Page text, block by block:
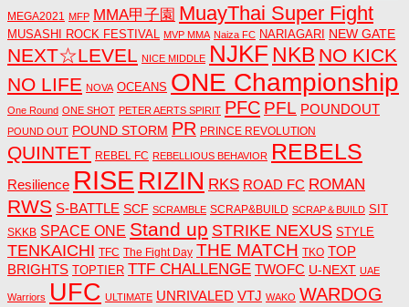
MEGA2021 MFP MMA甲子園 MuayThai Super Fight
MUSASHI ROCK FESTIVAL MVP MMA Naiza FC NARIAGARI NEW GATE
NEXT☆LEVEL NICE MIDDLE NJKF NKB NO KICK
NO LIFE NOVA OCEANS ONE Championship
One Round ONE SHOT PETER AERTS SPIRIT PFC PFL POUNDOUT
POUND OUT POUND STORM PR PRINCE REVOLUTION
QUINTET REBEL FC REBELLIOUS BEHAVIOR REBELS
Resilience RISE RIZIN RKS ROAD FC ROMAN
RWS S-BATTLE SCF SCRAMBLE SCRAP&BUILD SCRAP＆BUILD SIT
SKKB SPACE ONE Stand up STRIKE NEXUS STYLE
TENKAICHI TFC The Fight Day THE MATCH TKO TOP
BRIGHTS TOPTIER TTF CHALLENGE TWOFC U-NEXT UAE
Warriors UFC ULTIMATE UNRIVALED VTJ WAKO WARDOG